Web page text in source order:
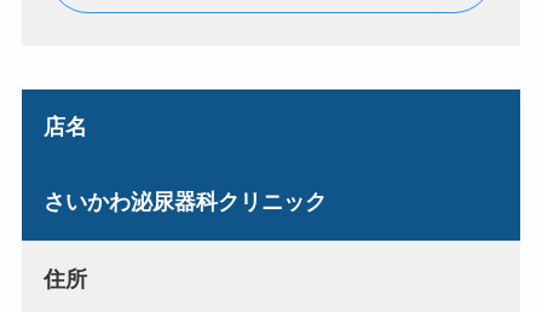
店名
さいかわ泌尿器科クリニック
住所